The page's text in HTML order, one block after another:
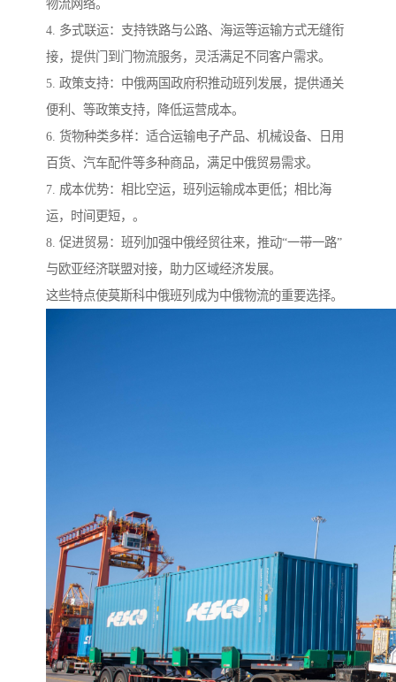
物流网络。
4. 多式联运：支持铁路与公路、海运等运输方式无缝衔
接，提供门到门物流服务，灵活满足不同客户需求。
5. 政策支持：中俄两国政府积推动班列发展，提供通关
便利、等政策支持，降低运营成本。
6. 货物种类多样：适合运输电子产品、机械设备、日用
百货、汽车配件等多种商品，满足中俄贸易需求。
7. 成本优势：相比空运，班列运输成本更低；相比海
运，时间更短，。
8. 促进贸易：班列加强中俄经贸往来，推动“一带一路”
与欧亚经济联盟对接，助力区域经济发展。
这些特点使莫斯科中俄班列成为中俄物流的重要选择。